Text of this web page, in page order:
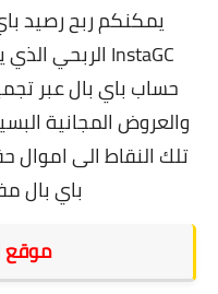
يمكنكم ربح رصيد
InstaGC الربحي
حساب باي بال عبر
والعروض المجانية
تلك النقاط الى اموال
باي بال
موقع Designcrowd